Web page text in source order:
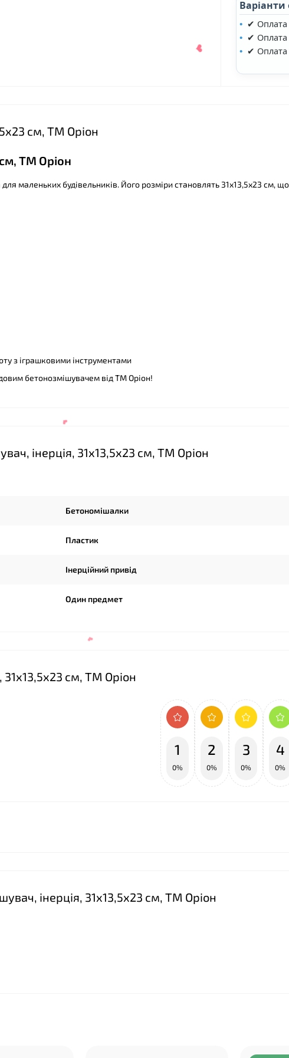
✔ Оплата
✔ Оплата
✔ Оплата
см, ТМ Оріон
см, ТМ Оріон
маленьких будівельників. Його розміри становлять 31х13,5х23 см,
з іграшковими інструментами
бетонозмішувачем від ТМ Оріон!
інерція, 31х13,5х23 см, ТМ Оріон
Бетономішалки
Пластик
Інерційний привід
Один предмет
31х13,5х23 см, ТМ Оріон
1
0%
2
0%
3
0%
4
0%
інерція, 31х13,5х23 см, ТМ Оріон
❤
❤